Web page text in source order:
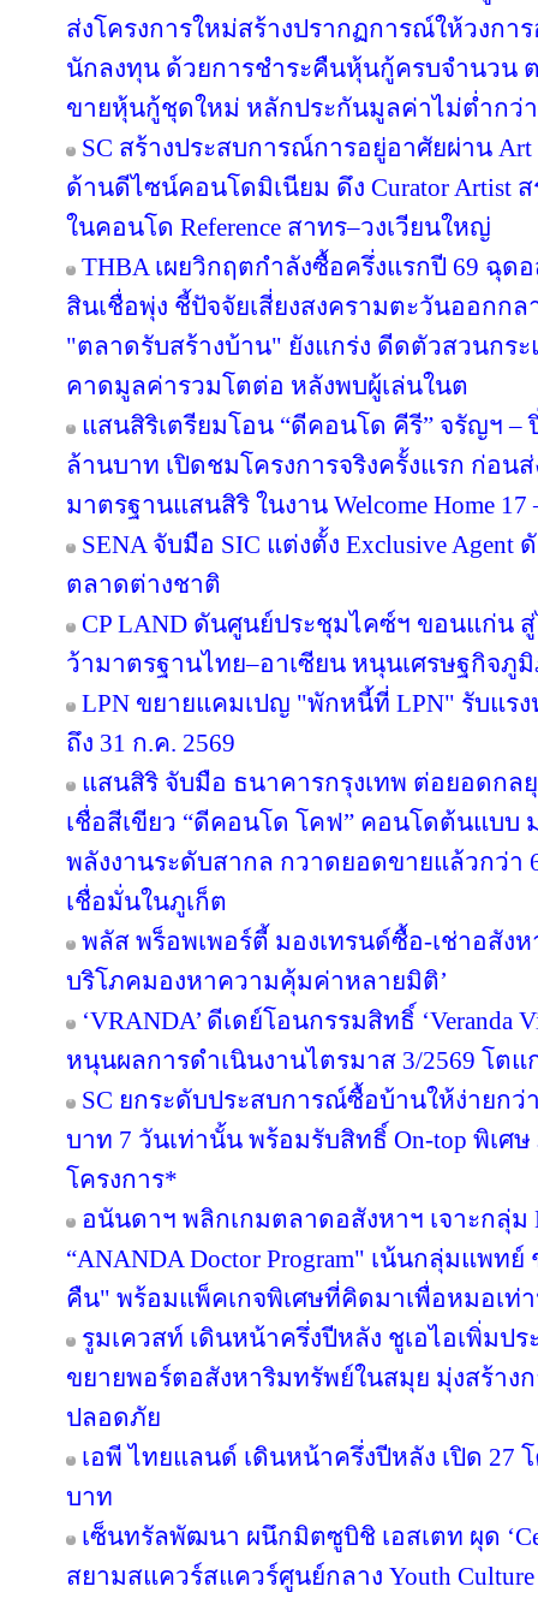
ส่งโครงการใหม่สร้างปรากฏการณ์ให้วงกา
นักลงทุน ด้วยการชำระคืนหุ้นกู้ครบจำนวน
ขายหุ้นกู้ชุดใหม่ หลักประกันมูลค่าไม่ต่ำกว่า
SC สร้างประสบการณ์การอยู่อาศัยผ่าน Art
ด้านดีไซน์คอนโดมิเนียม ดึง Curator Artist
ในคอนโด Reference สาทร–วงเวียนใหญ่
THBA เผยวิกฤตกำลังซื้อครึ่งแรกปี 69 ฉุด
สินเชื่อพุ่ง ชี้ปัจจัยเสี่ยงสงครามตะวันออกก
"ตลาดรับสร้างบ้าน" ยังแกร่ง ดีดตัวสวนกร
คาดมูลค่ารวมโตต่อ หลังพบผู้เล่นในต
แสนสิริเตรียมโอน “ดีคอนโด คีรี” จรัญฯ –
ล้านบาท เปิดชมโครงการจริงครั้งแรก ก่อ
มาตรฐานแสนสิริ ในงาน Welcome Home 17
SENA จับมือ SIC แต่งตั้ง Exclusive Agent
ตลาดต่างชาติ
CP LAND ดันศูนย์ประชุมไคซ์ฯ ขอนแก่น
ว้ามาตรฐานไทย–อาเซียน หนุนเศรษฐกิจภู
LPN ขยายแคมเปญ "พักหนี้ที่ LPN" รับแร
ถึง 31 ก.ค. 2569
แสนสิริ จับมือ ธนาคารกรุงเทพ ต่อยอดก
เชื่อสีเขียว “ดีคอนโด โคฟ” คอนโดต้นแบบ
พลังงานระดับสากล กวาดยอดขายแล้วกว่า
เชื่อมั่นในภูเก็ต
พลัส พร็อพเพอร์ตี้ มองเทรนด์ซื้อ-เช่าอสัง
บริโภคมองหาความคุ้มค่าหลายมิติ’
‘VRANDA’ ดีเดย์โอนกรรมสิทธิ์ ‘Veranda
หนุนผลการดำเนินงานไตรมาส 3/2569 โตแ
SC ยกระดับประสบการณ์ซื้อบ้านให้ง่ายกว่
บาท 7 วันเท่านั้น พร้อมรับสิทธิ์ On-top พิเศษ
โครงการ*
อนันดาฯ พลิกเกมตลาดอสังหาฯ เจาะกลุ่ม
“ANANDA Doctor Program" เน้นกลุ่มแพท
คืน" พร้อมแพ็คเกจพิเศษที่คิดมาเพื่อหมอเท่
รูมเควสท์ เดินหน้าครึ่งปีหลัง ชูเอไอเพิ่มป
ขยายพอร์ตอสังหาริมทรัพย์ในสมุย มุ่งสร้าง
ปลอดภัย
เอพี ไทยแลนด์ เดินหน้าครึ่งปีหลัง เปิด 27
บาท
เซ็นทรัลพัฒนา ผนึกมิตซูบิชิ เอสเตท ผุด
สยามสแควร์สแควร์ศูนย์กลาง Youth